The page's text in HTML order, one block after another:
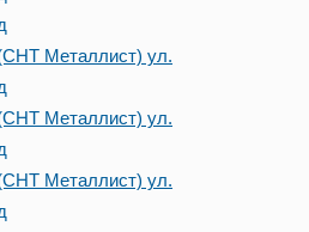
Металлист) ул.
Металлист) ул.
Металлист) ул.